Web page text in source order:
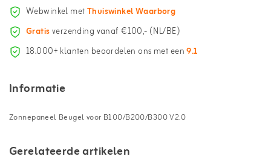
Webwinkel metThuiswinkel Waarborg
Gratisverzending vanaf €100,- (NL/BE)
18.000+ klanten beoordelen ons met een9.1
Informatie
Zonnepaneel Beugel voor B100/B200/B300 V2.0
Gerelateerde artikelen